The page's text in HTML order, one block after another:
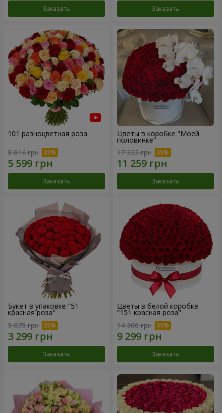
Заказать Заказать
101 разноцветная роза
8 614 грн
Заказать
Цветы в коробке "Моей
половинке"
17 322 грн
Заказать
Букет в упаковке "51
красная роза"
5 075 грн
Заказать
Цветы в белой коробке
"151 красная роза"
14 306 грн
Заказать